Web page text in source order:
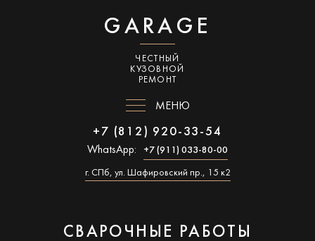
GARAGE
ЧЕСТНЫЙ
КУЗОВНОЙ
РЕМОНТ
МЕНЮ
+7 (812) 920-33-54
WhatsApp: +7 (911) 033-80-00
г. СПб, ул. Шафировский пр., 15 к2
СВАРОЧНЫЕ РАБОТЫ